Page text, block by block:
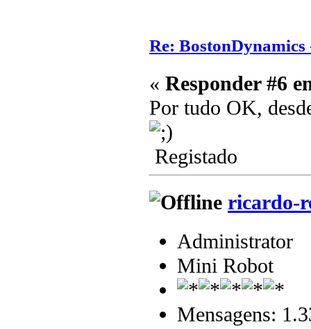
Re:
« Responder #6
Por tudo OK,
Registado
ricardo-
Administrator
Mini Robot
Mensagens: